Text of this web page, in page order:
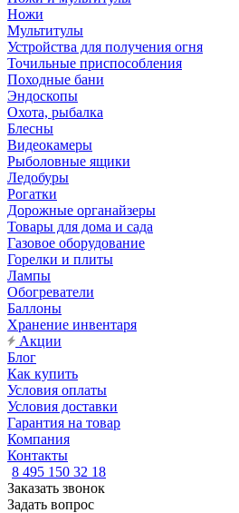
Ножи
Мультитулы
Устройства для получения огня
Точильные приспособления
Походные бани
Эндоскопы
Охота, рыбалка
Блесны
Видеокамеры
Рыболовные ящики
Ледобуры
Рогатки
Дорожные органайзеры
Товары для дома и сада
Газовое оборудование
Горелки и плиты
Лампы
Обогреватели
Баллоны
Хранение инвентаря
Акции
Блог
Как купить
Условия оплаты
Условия доставки
Гарантия на товар
Компания
Контакты
8 495 150 32 18
Заказать звонок
Задать вопрос